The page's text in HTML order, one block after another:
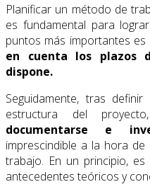
Planificar un método de
es fundamental para
puntos más importantes es
en cuenta los plazos
dispone.
Seguidamente, tras
estructura del
documentarse e
imprescindible a la hora
trabajo. En un principio,
antecedentes teóricos y